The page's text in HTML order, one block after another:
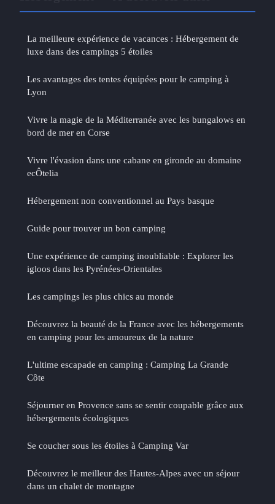
La meilleure expérience de vacances : Hébergement de
luxe dans des campings 5 étoiles
Les avantages des tentes équipées pour le camping à
Lyon
Vivre la magie de la Méditerranée avec les bungalows en
bord de mer en Corse
Vivre l'évasion dans une cabane en gironde au domaine
ecÔtelia
Hébergement non conventionnel au Pays basque
Guide pour trouver un bon camping
Une expérience de camping inoubliable : Explorer les
igloos dans les Pyrénées-Orientales
Les campings les plus chics au monde
Découvrez la beauté de la France avec les hébergements
en camping pour les amoureux de la nature
L'ultime escapade en camping : Camping La Grande
Côte
Séjourner en Provence sans se sentir coupable grâce aux
hébergements écologiques
Se coucher sous les étoiles à Camping Var
Découvrez le meilleur des Hautes-Alpes avec un séjour
dans un chalet de montagne